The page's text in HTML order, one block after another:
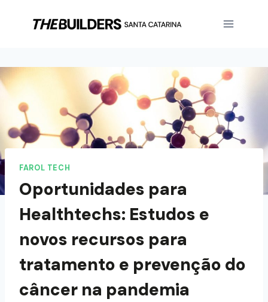
FAROL TECH
Oportunidades para
Healthtechs: Estudos e
novos recursos para
tratamento e prevenção do
câncer na pandemia